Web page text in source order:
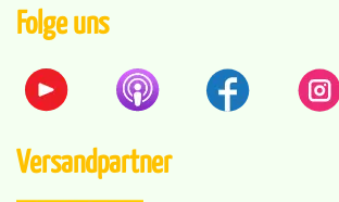
Folge uns
Versandpartner